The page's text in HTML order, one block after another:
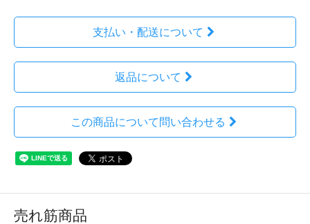
支払い・配送について
返品について
この商品について問い合わせる
売れ筋商品